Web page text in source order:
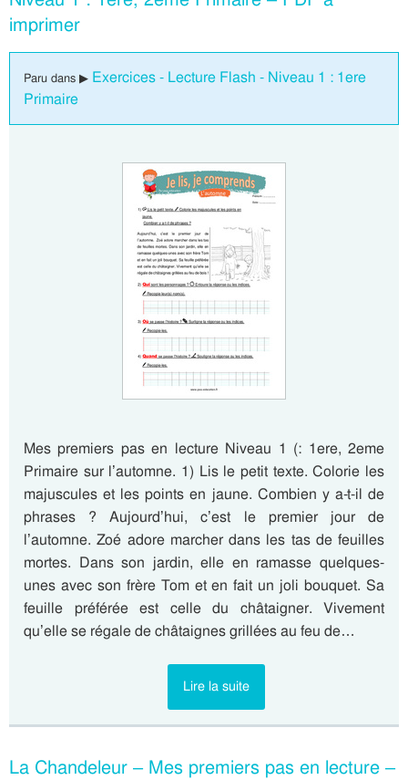
imprimer
Paru dans ▶ Exercices - Lecture Flash - Niveau 1 : 1ere
Primaire
Mes premiers pas en lecture Niveau 1 (: 1ere, 2eme
Primaire sur l’automne. 1) Lis le petit texte. Colorie les
majuscules et les points en jaune. Combien y a-t-il de
phrases ? Aujourd’hui, c’est le premier jour de
l’automne. Zoé adore marcher dans les tas de feuilles
mortes. Dans son jardin, elle en ramasse quelques-
unes avec son frère Tom et en fait un joli bouquet. Sa
feuille préférée est celle du châtaigner. Vivement
qu’elle se régale de châtaignes grillées au feu de…
Lire la suite
La Chandeleur – Mes premiers pas en lecture –